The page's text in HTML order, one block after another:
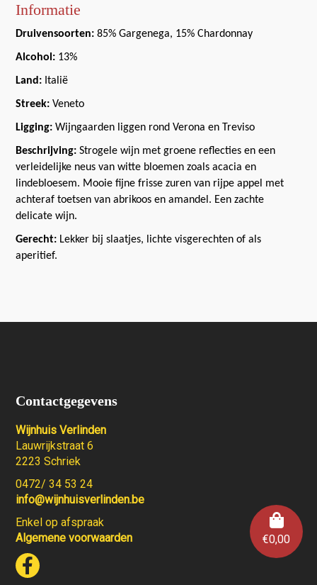
€0,00
Informatie
Druivensoorten:85% Gargenega, 15% Chardonnay
Alcohol: 13%
Land: Italië
Streek: Veneto
Ligging: Wijngaarden liggen rond Verona en Treviso
Beschrijving: Strogele wijn met groene reflecties en een
verleidelijke neus van witte bloemen zoals acacia en
lindebloesem. Mooie fijne frisse zuren van rijpe appel met
achteraf toetsen van abrikoos en amandel. Een zachte
delicate wijn.
Gerecht: Lekker bij slaatjes, lichte visgerechten of als
aperitief.
Contactgegevens
Wijnhuis Verlinden
Lauwrijkstraat 6
2223 Schriek
0472/ 34 53 24
info@wijnhuisverlinden.be
Enkel op afspraak
Algemene voorwaarden